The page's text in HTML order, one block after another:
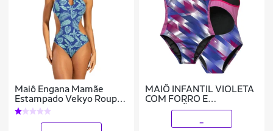
Maiô Engana Mamãe
Estampado Vekyo Roupa
Para Veraõ Moda Praia
Tamanho:P;Cor:;Gênero:Feminino
MAIÔ INFANTIL VIOLETA
COM FORRO E
PROTEÇÃO UV 50+